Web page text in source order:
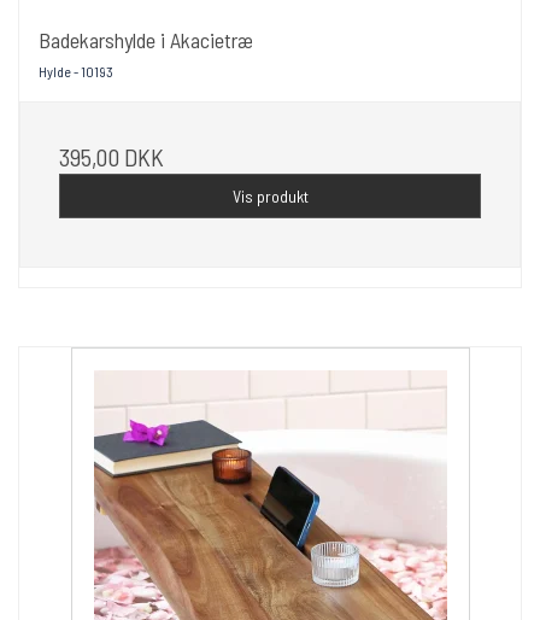
Badekarshylde i Akacietræ
Hylde - 10193
395,00 DKK
Vis produkt